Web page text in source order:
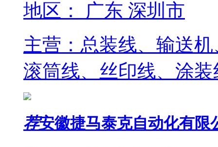
地区： 广东 深圳市
主营：总装线、输送
滚筒线、丝印线、涂
荐安徽捷马泰克自动化有限